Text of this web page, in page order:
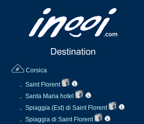
Corsica
Saint Florent
Santa Maria hotel
Spiaggia (Est) di Saint Florent
Spiaggia di Saint Florent